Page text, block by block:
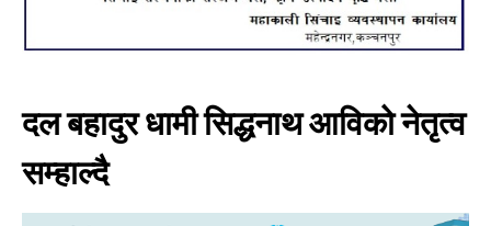
दल बहादुर धामी सिद्धनाथ आविको नेतृत्व
सम्हाल्दै